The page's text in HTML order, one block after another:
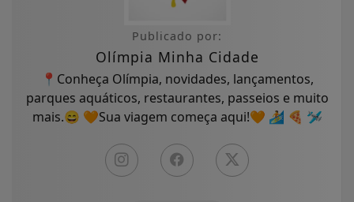
Publicado por:
Olímpia Minha Cidade
📍Conheça Olímpia, novidades, lançamentos,
parques aquáticos, restaurantes, passeios e muito
mais.😄 🧡Sua viagem começa aqui!🧡 🏄 🍕 🛩